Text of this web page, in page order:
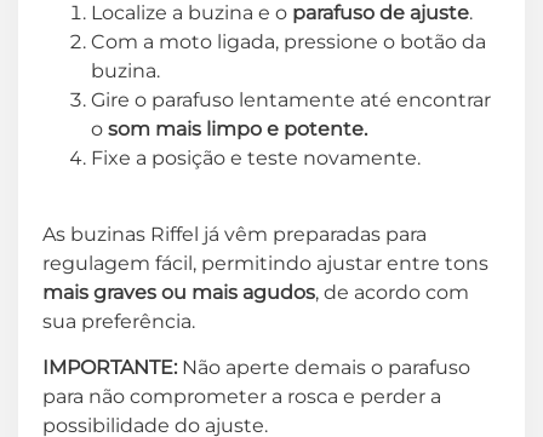
Localize a buzina e o parafuso de ajuste.
Com a moto ligada, pressione o botão da
buzina.
Gire o parafuso lentamente até encontrar
o som mais limpo e potente.
Fixe a posição e teste novamente.
As buzinas Riffel já vêm preparadas para
regulagem fácil, permitindo ajustar entre tons
mais graves ou mais agudos, de acordo com
sua preferência.
IMPORTANTE: Não aperte demais o parafuso
para não comprometer a rosca e perder a
possibilidade do ajuste.